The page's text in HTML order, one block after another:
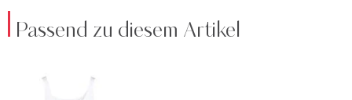
Passend zu diesem Artikel